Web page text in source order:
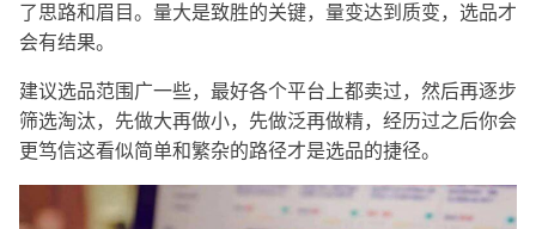
了思路和眉目。量大是致胜的关键，量变达到质变，选品才
会有结果。
建议选品范围广一些，最好各个平台上都卖过，然后再逐步
筛选淘汰，先做大再做小，先做泛再做精，经历过之后你会
更笃信这看似简单和繁杂的路径才是选品的捷径。